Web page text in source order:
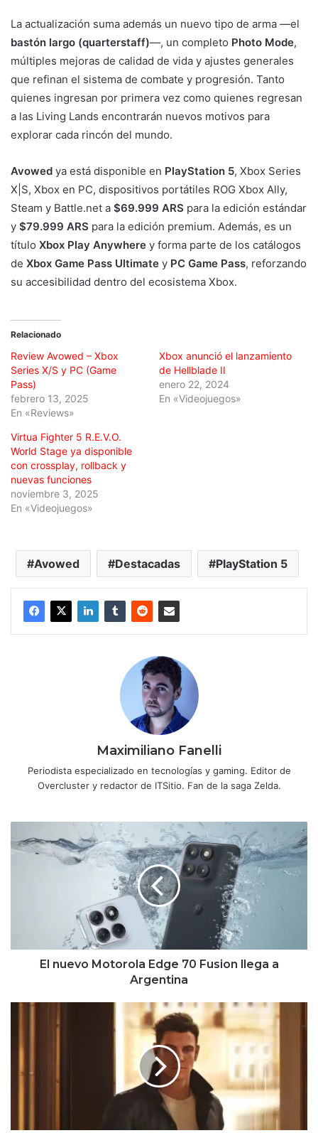
La actualización suma además un nuevo tipo de arma —el
bastón largo (quarterstaff)—, un completo Photo Mode,
múltiples mejoras de calidad de vida y ajustes generales
que refinan el sistema de combate y progresión. Tanto
quienes ingresan por primera vez como quienes regresan
a las Living Lands encontrarán nuevos motivos para
explorar cada rincón del mundo.
Avowed ya está disponible en PlayStation 5, Xbox Series
X|S, Xbox en PC, dispositivos portátiles ROG Xbox Ally,
Steam y Battle.net a $69.999 ARS para la edición estándar
y $79.999 ARS para la edición premium. Además, es un
título Xbox Play Anywhere y forma parte de los catálogos
de Xbox Game Pass Ultimate y PC Game Pass, reforzando
su accesibilidad dentro del ecosistema Xbox.
Relacionado
Review Avowed – Xbox
Series X/S y PC (Game
Pass)
febrero 13, 2025
En «Reviews»
Xbox anunció el lanzamiento
de Hellblade II
enero 22, 2024
En «Videojuegos»
Virtua Fighter 5 R.E.V.O.
World Stage ya disponible
con crossplay, rollback y
nuevas funciones
noviembre 3, 2025
En «Videojuegos»
Avowed Destacadas PlayStation 5
Maximiliano Fanelli
Periodista especializado en tecnologías y gaming. Editor de
Overcluster y redactor de ITSitio. Fan de la saga Zelda.
nuevo
Motorola
Argentina
El nuevo Motorola Edge 70 Fusion llega a
Argentina
State
2026:
fechas